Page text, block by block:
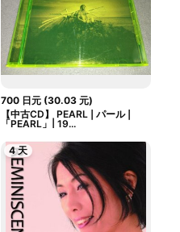
700 日元 (30.03 元)
【中古CD】 PEARL | パール |
「PEARL」| 19...
4 天